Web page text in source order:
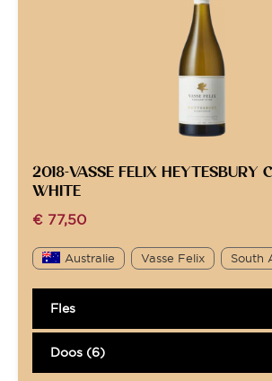
2018-VASSE FELIX HEYTESBURY
WHITE
€ 77,50
Australie Vasse Felix South
Fles
Doos (6)